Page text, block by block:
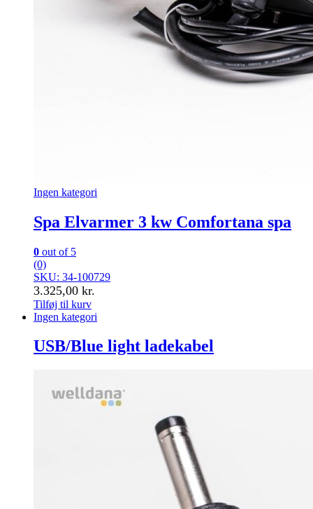
Ingen kategori
Spa Elvarmer 3 kw Comfortana spa
0 out of 5
(0)
SKU: 34-100729
3.325,00 kr.
Tilføj til kurv
Ingen kategori
USB/Blue light ladekabel